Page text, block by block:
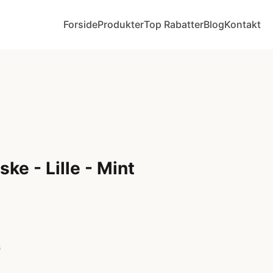
ForsideProdukterTop RabatterBlogKontakt
- Lille - Mint